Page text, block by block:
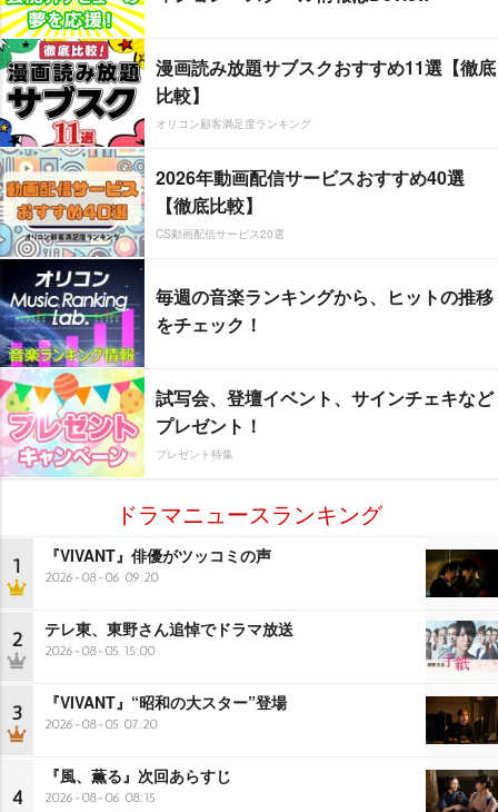
漫画読み放題サブスクおすすめ11選【徹底
比較】
オリコン顧客満足度ランキング
2026年動画配信サービスおすすめ40選
【徹底比較】
CS動画配信サービス20選
毎週の音楽ランキングから、ヒットの推移
をチェック！
試写会、登壇イベント、サインチェキなど
プレゼント！
プレゼント特集
ドラマニュースランキング
1 『VIVANT』俳優がツッコミの声
2026-08-06 09:20
2 テレ東、東野さん追悼でドラマ放送
2026-08-05 15:00
3 『VIVANT』“昭和の大スター”登場
2026-08-05 07:20
4
『風、薫る』次回あらすじ
2026-08-06 08:15